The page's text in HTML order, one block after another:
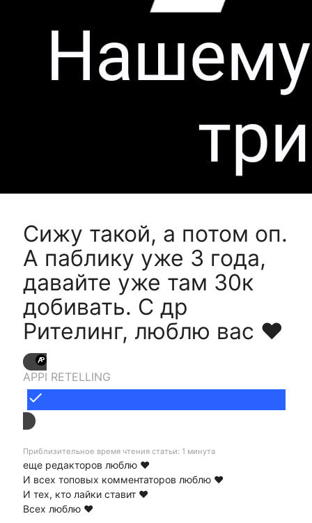
Сижу такой, а потом оп.
А паблику уже 3 года,
давайте уже там 30к
добивать. С др
Рителинг, люблю вас ❤
APPI RETELLING
done
Приблизительное время чтения статьи: 1 минута
еще редакторов люблю ❤
И всех топовых комментаторов люблю ❤
И тех, кто лайки ставит ❤
Всех люблю ❤